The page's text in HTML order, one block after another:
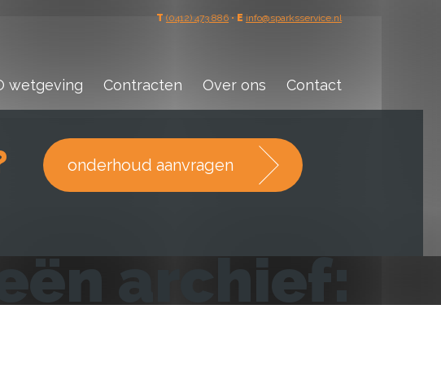
T (0412) 473 886 • E info@sparksservice.nl
wetgeving Contracten Over ons Contact
onderhoud aanvragen
archief: